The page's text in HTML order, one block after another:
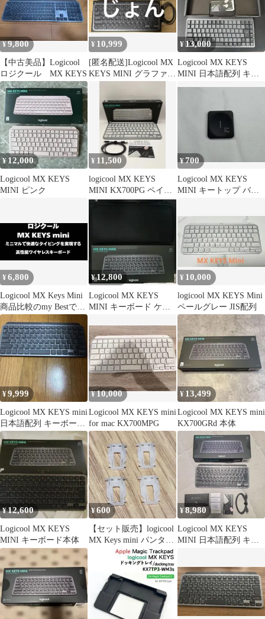
¥9,800
【中古美品】Logicool
ロジクール MX KEYS
¥ 10,999
[匿名配送]Logicool MX
KEYS MINI グラファイ
¥13,000
Logicool MX KEYS
MINI 日本語配列 キー
¥ 12,000
Logicool MX KEYS
MINI ピンク
¥ 11,500
logicool MX KEYS
MINI KX700PG ペイル
グレー 美品
¥700
Logicool MX KEYS
MINI キートップ バラ
¥6,800
Logicool MX Keys Mini
商品比較のmy Bestで1
位
¥12,800
Logicool MX KEYS
MINI キーボード ケー
¥ 10,000
logicool MX KEYS Mini
ペールグレー JIS配列
¥9,999
Logicool MX KEYS mini
日本語配列 キーボード
本体
¥10,000
Logicool MX KEYS mini
for mac KX700MPG
¥ 13,499
Logicool MX KEYS mini
KX700GRd 本体
¥12,600
Logicool MX KEYS
MINI キーボード本体
¥600
【セット販売】logicool
MX Keys mini パンタグ
¥8,980
Logicool MX KEYS
MINI 日本語配列 キー